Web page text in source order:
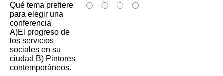
Qué tema prefiere
para elegir una
conferencia
A)El progreso de
los servicios
sociales en su
ciudad B) Pintores
contemporáneos.